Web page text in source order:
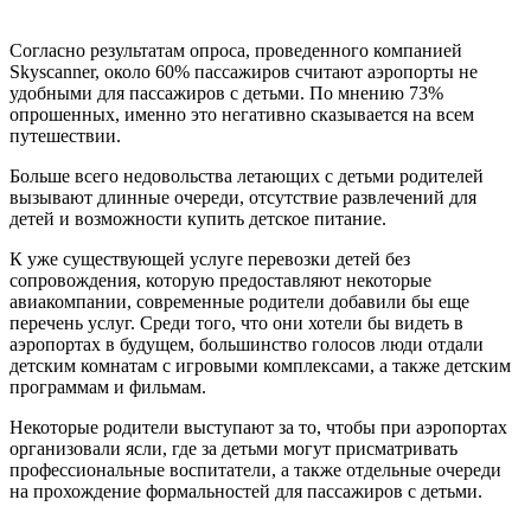
Согласно результатам опроса, проведенного компанией
Skyscanner, около 60% пассажиров считают аэропорты не
удобными для пассажиров с детьми. По мнению 73%
опрошенных, именно это негативно сказывается на всем
путешествии.
Больше всего недовольства летающих с детьми родителей
вызывают длинные очереди, отсутствие развлечений для
детей и возможности купить детское питание.
К уже существующей услуге перевозки детей без
сопровождения, которую предоставляют некоторые
авиакомпании, современные родители добавили бы еще
перечень услуг. Среди того, что они хотели бы видеть в
аэропортах в будущем, большинство голосов люди отдали
детским комнатам с игровыми комплексами, а также детским
программам и фильмам.
Некоторые родители выступают за то, чтобы при аэропортах
организовали ясли, где за детьми могут присматривать
профессиональные воспитатели, а также отдельные очереди
на прохождение формальностей для пассажиров с детьми.